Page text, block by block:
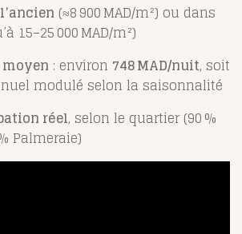
(≈8 900 MAD/m²) ou dans
15–25 000 MAD/m²)
: environ 748 MAD/nuit, soit
modulé selon la saisonnalité
réel, selon le quartier (90 %
Palmeraie)